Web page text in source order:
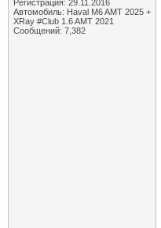
Регистрация: 29.11.2016
Автомобиль: Haval M6 AMT 2025 +
XRay #Club 1.6 AMT 2021
Сообщений: 7,382